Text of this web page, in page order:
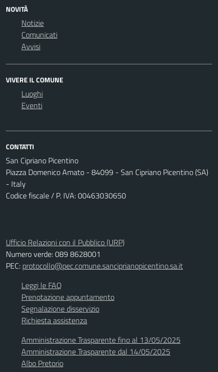
NOVITÀ
Notizie
Comunicati
Avvisi
VIVERE IL COMUNE
Luoghi
Eventi
CONTATTI
San Cipriano Picentino
Piazza Domenico Amato - 84099 - San Cipriano Picentino (SA)
- Italy
Codice fiscale / P. IVA: 00463030650
Ufficio Relazioni con il Pubblico (URP)
Numero verde: 089 8628001
PEC: protocollo@pec.comune.sanciprianopicentino.sa.it
Leggi le FAQ
Prenotazione appuntamento
Segnalazione disservizio
Richiesta assistenza
Amministrazione Trasparente fino al 13/05/2025
Amministrazione Trasparente dal 14/05/2025
Albo Pretorio